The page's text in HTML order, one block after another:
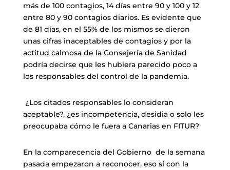
más de 100 contagios, 14 días entre 90 y 100 y 12
entre 80 y 90 contagios diarios. Es evidente que
de 81 días, en el 55% de los mismos se dieron
unas cifras inaceptables de contagios y por la
actitud calmosa de la Consejería de Sanidad
podría decirse que les hubiera parecido poco a
los responsables del control de la pandemia.
¿Los citados responsables lo consideran
aceptable?, ¿es incompetencia, desidia o solo les
preocupaba cómo le fuera a Canarias en FITUR?
En la comparecencia del Gobierno de la semana
pasada empezaron a reconocer, eso sí con la